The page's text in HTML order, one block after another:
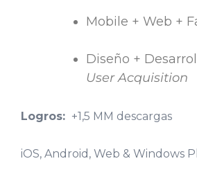
Mobile + Web +
Diseño +
User Acquisition
Logros: +1,5 MM descargas
iOS, Android, Web & Windows